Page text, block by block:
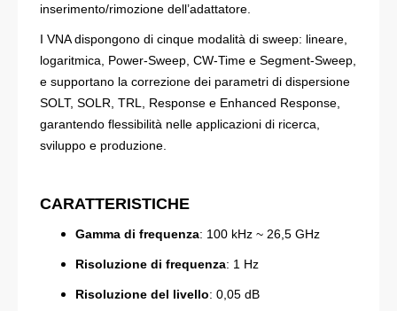
inserimento/rimozione dell’adattatore
I VNA dispongono di cinque modalità di sweep: lineare
logaritmica
Power-Sweep CW-Time e Segment-Sweep
e supportano la correzione dei parametri di dispersione
SOLT, SOLR, TRL, Response e Enhanced Response
garantendo flessibilità nelle applicazioni di ricerca,
sviluppo e produzione.
CARATTERISTICHE
Gamma di frequenza: 100 kHz ~ 26,5 GHz
Risoluzione di frequenza: 1 Hz
Risoluzione del livello: 0,05 dB